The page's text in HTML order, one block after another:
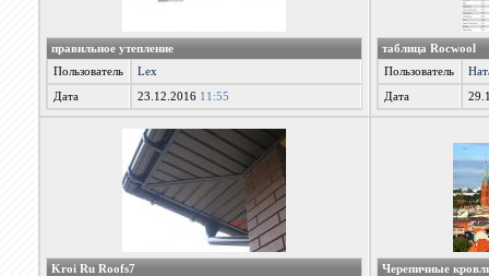
правильное утепление
Пользователь
Lex
Дата 23.12.2016 11:55
таблица Rocwool
Пользователь
Дата
Kroi Ru Roofs7
Черепичные